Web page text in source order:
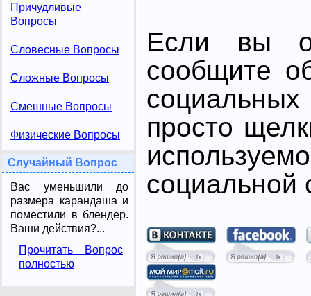
Причудливые
Вопросы
Словесные Вопросы
Сложные Вопросы
Смешные Вопросы
Физические Вопросы
Случайный Вопрос
Вас уменьшили до
размера карандаша и
поместили в блендер.
Ваши действия?...
Прочитать Вопрос
полностью
Если вы
сообщите
просто
социальной